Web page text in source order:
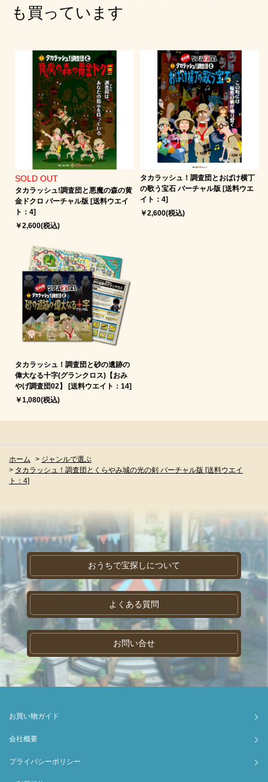
も買っています
SOLD OUT
タカラッシュ!調査団と悪魔の森の黄
金ドクロ バーチャル版 [送料ウエイ
ト：4]
￥2,600(税込)
タカラッシュ！調査団とおばけ横丁
の歌う宝石 バーチャル版 [送料ウエ
イト：4]
￥2,600(税込)
タカラッシュ！調査団と砂の遺跡の
偉大なる十字(グランクロス)【おみ
やげ調査団02】 [送料ウエイト：14]
￥1,080(税込)
ホーム > ジャンルで選ぶ
> タカラッシュ！調査団とくらやみ城の光の剣 バーチャル版 [送料ウエイ
ト：4]
おうちで宝探しについて
よくある質問
お問い合せ
お買い物ガイド
会社概要
プライバシーポリシー